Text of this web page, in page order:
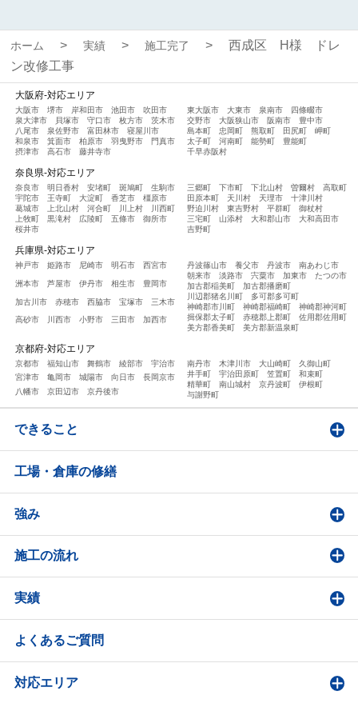
ホーム 実績 施工完了
西成区 H様 ドレ
ン改修工事
大阪府-対応エリア
大阪市 堺市 岸和田市 池田市
吹田市
泉大津市
貝塚市 守口市 枚方市
茨木市
八尾市
泉佐野市 富田林市
寝屋川市
和泉市
箕面市 柏原市 羽曳野市
門真市
摂津市
高石市 藤井寺市
東大阪市 大東市 泉南市
四條畷市
交野市
大阪狭山市 阪南市
豊中市
島本町
忠岡町 熊取町 田尻町
岬町
太子町
河南町 能勢町
豊能町
千早赤阪村
奈良県-対応エリア
奈良市 明日香村 安堵町 斑鳩町
生駒市
宇陀市
王寺町 大淀町 香芝市
橿原市
葛城市
上北山村 河合町 川上村
川西町
上牧町
黒滝村 広陵町 五條市
御所市
桜井市
三郷町 下市町 下北山村 曽爾村
高取町
田原本町
天川村 天理市
十津川村
野迫川村
東吉野村 平群町
御杖村
三宅町
山添村 大和郡山市
大和高田市
吉野町
兵庫県-対応エリア
神戸市 姫路市 尼崎市 明石市 西宮市
洲本市 芦屋市 伊丹市 相生市 豊岡市
加古川市 赤穂市 西脇市 宝塚市 三木市
高砂市 川西市 小野市 三田市 加西市
丹波篠山市 養父市 丹波市
南あわじ市
朝来市
淡路市 宍粟市 加東市
たつの市
加古郡稲美町
加古郡播磨町
川辺郡猪名川町
多可郡多可町
神崎郡市川町
神崎郡福崎町
神崎郡神河町
揖保郡太子町
赤穂郡上郡町
佐用郡佐用町
美方郡香美町
美方郡新温泉町
京都府-対応エリア
京都市 福知山市 舞鶴市 綾部市
宇治市
宮津市
亀岡市 城陽市 向日市
長岡京市
八幡市
京田辺市 京丹後市
南丹市 木津川市 大山崎町
久御山町
井手町
宇治田原町 笠置町
和束町
精華町
南山城村 京丹波町
伊根町
与謝野町
できること
工場・倉庫の修繕
強み
施工の流れ
実績
よくあるご質問
対応エリア